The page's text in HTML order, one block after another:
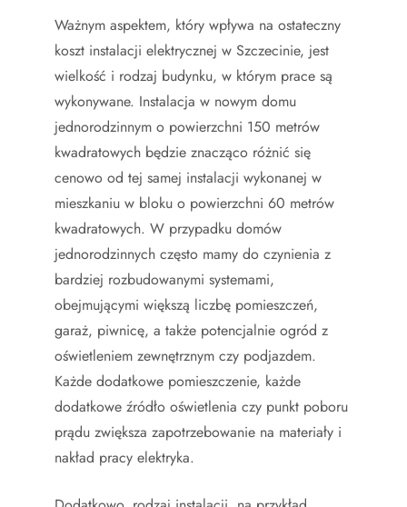
Ważnym aspektem, który wpływa na ostateczny
koszt instalacji elektrycznej w Szczecinie, jest
wielkość i rodzaj budynku, w którym prace są
wykonywane. Instalacja w nowym domu
jednorodzinnym o powierzchni 150 metrów
kwadratowych będzie znacząco różnić się
cenowo od tej samej instalacji wykonanej w
mieszkaniu w bloku o powierzchni 60 metrów
kwadratowych. W przypadku domów
jednorodzinnych często mamy do czynienia z
bardziej rozbudowanymi systemami,
obejmującymi większą liczbę pomieszczeń,
garaż, piwnicę, a także potencjalnie ogród z
oświetleniem zewnętrznym czy podjazdem.
Każde dodatkowe pomieszczenie, każde
dodatkowe źródło oświetlenia czy punkt poboru
prądu zwiększa zapotrzebowanie na materiały i
nakład pracy elektryka.